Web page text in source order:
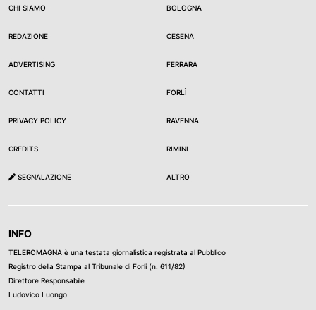
CHI SIAMO
REDAZIONE
ADVERTISING
CONTATTI
PRIVACY POLICY
CREDITS
SEGNALAZIONE
BOLOGNA
CESENA
FERRARA
FORLÌ
RAVENNA
RIMINI
ALTRO
INFO
TELEROMAGNA è una testata giornalistica registrata al Pubblico
Registro della Stampa al Tribunale di Forli (n. 611/82)
Direttore Responsabile
Ludovico Luongo